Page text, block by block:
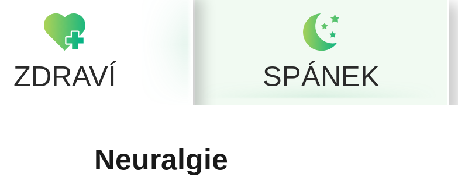
ZDRAVÍ SPÁNEK
Neuralgie